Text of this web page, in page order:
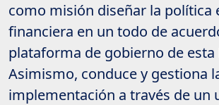
como misión diseñar la política
financiera en un todo de
plataforma de gobierno de esta
Asimismo, conduce y gestiona
implementación a través de un